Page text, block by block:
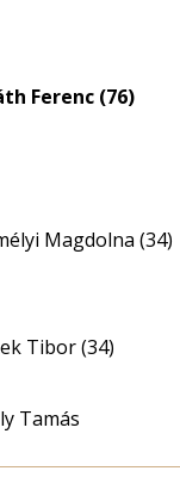
Ferenc (76)
Magdolna (34)
Tibor (34)
Tamás